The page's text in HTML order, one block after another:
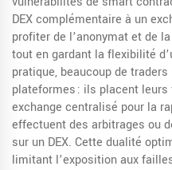
DEX complémentaire à un
profiter de l’anonymat et de
tout en gardant la flexibilité
pratique, beaucoup de
plateformes : ils placent
exchange centralisé pour la
effectuent des arbitrages ou
sur un DEX. Cette dualité
limitant l’exposition aux